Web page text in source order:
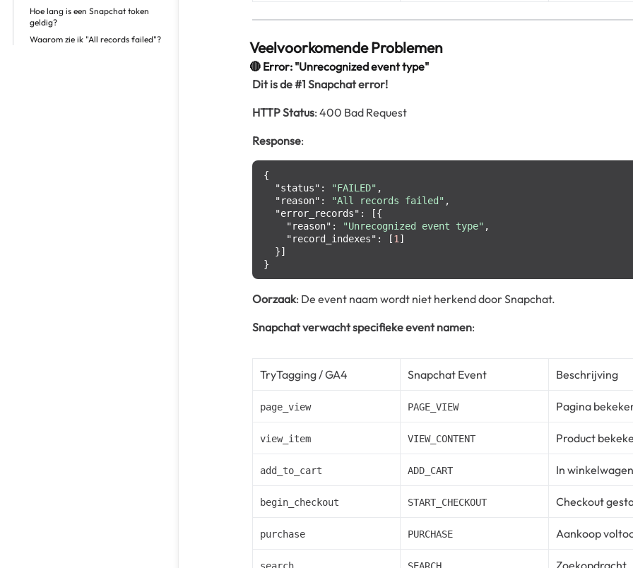
Hoe lang is een Snapchat token
geldig?
Waarom zie ik "All records failed"?
Veelvoorkomende Problemen
🔴 Error: "Unrecognized event type"
Dit is de #1 Snapchat error!
HTTP Status: 400 Bad Request
Response:
{
"status" : "FAILED" ,
"reason" : "All records failed" ,
"error_records" : [{
"reason" : "Unrecognized event type" ,
"record_indexes" : [1 ]
}]
}
Oorzaak: De event naam wordt niet herkend door Snapchat.
Snapchat verwacht specifieke event namen:
TryTagging / GA4 Snapchat Event Beschrijving
page_view PAGE_VIEW Pagina
view_item VIEW_CONTENT Product
add_to_cart ADD_CART In winkelwagen
begin_checkout START_CHECKOUT Checkout
purchase PURCHASE Aankoop
Zoekopdracht